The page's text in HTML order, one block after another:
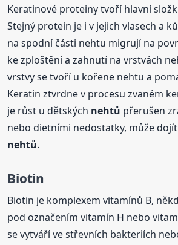
Keratinové proteiny tvoří hlavní
Stejný protein je i v jejich vlasech a
na spodní části nehtu migrují na
ke zploštění a zahnutí na vrstvách
vrstvy se tvoří u kořene nehtu a
Keratin ztvrdne v procesu zvaném
je růst u dětských nehtů přerušen
nebo dietními nedostatky, může
nehtů.
Biotin
Biotin je komplexem vitamínů B,
pod označením vitamín H nebo
se vytváří ve střevních bakteriích